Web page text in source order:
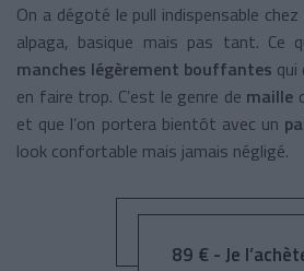
On a dégoté le pull indispensable chez
alpaga, basique mais pas tant. Ce
manches légèrement bouffantes qui
en faire trop. C’est le genre de maille
et que l’on portera bientôt avec un
look confortable mais jamais négligé.
89 € - Je